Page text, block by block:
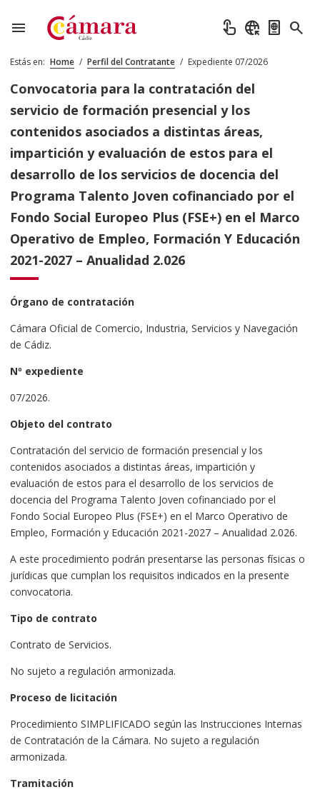
menu touch_app captive_portal passport search
Estás en: Home / Perfil del Contratante / Expediente 07/2026
Convocatoria para la contratación del
servicio de formación presencial y los
contenidos asociados a distintas áreas,
impartición y evaluación de estos para el
desarrollo de los servicios de docencia del
Programa Talento Joven cofinanciado por el
Fondo Social Europeo Plus (FSE+) en el Marco
Operativo de Empleo, Formación Y Educación
2021-2027 – Anualidad 2.026
Órgano de contratación
Cámara Oficial de Comercio, Industria, Servicios y Navegación
de Cádiz.
Nº expediente
07/2026.
Objeto del contrato
Contratación del servicio de formación presencial y los
contenidos asociados a distintas áreas, impartición y
evaluación de estos para el desarrollo de los servicios de
docencia del Programa Talento Joven cofinanciado por el
Fondo Social Europeo Plus (FSE+) en el Marco Operativo de
Empleo, Formación y Educación 2021-2027 – Anualidad 2.026.
A este procedimiento podrán presentarse las personas físicas o
jurídicas que cumplan los requisitos indicados en la presente
convocatoria.
Tipo de contrato
Contrato de Servicios.
No sujeto a regulación armonizada.
Proceso de licitación
Procedimiento SIMPLIFICADO según las Instrucciones Internas
de Contratación de la Cámara. No sujeto a regulación
armonizada.
Tramitación